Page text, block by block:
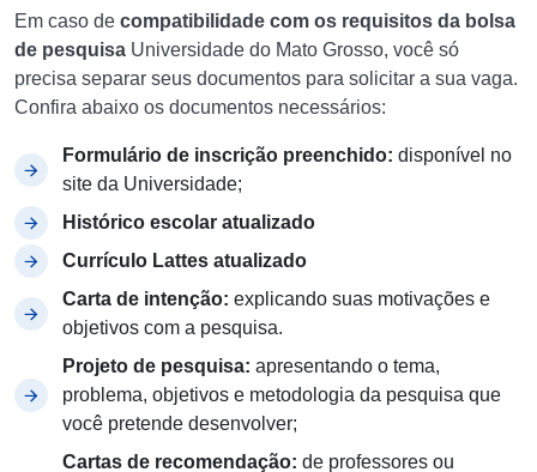
Em caso de compatibilidade com os requisitos da bolsa
de pesquisa Universidade do Mato Grosso, você só
precisa separar seus documentos para solicitar a sua vaga.
Confira abaixo os documentos necessários:
Formulário de inscrição preenchido: disponível no
site da Universidade;
Histórico escolar atualizado
Currículo Lattes atualizado
Carta de intenção: explicando suas motivações e
objetivos com a pesquisa.
Projeto de pesquisa: apresentando o tema,
problema, objetivos e metodologia da pesquisa que
você pretende desenvolver;
Cartas de recomendação: de professores ou